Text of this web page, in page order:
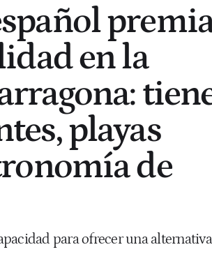
en la
playas
de
para ofrecer una